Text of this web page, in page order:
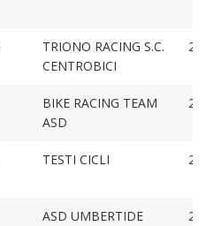
TRIONO RACING S.C.
CENTROBICI
BIKE RACING TEAM
ASD
TESTI CICLI
ASD UMBERTIDE